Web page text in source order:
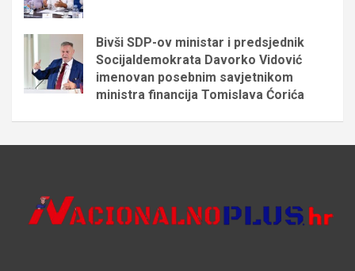
Bivši SDP-ov ministar i predsjednik
Socijaldemokrata Davorko Vidović
imenovan posebnim savjetnikom
ministra financija Tomislava Ćorića